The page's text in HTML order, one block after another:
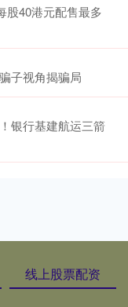
股40港元配售最多
子视角揭骗局
银行基建航运三箭
线上股票配资